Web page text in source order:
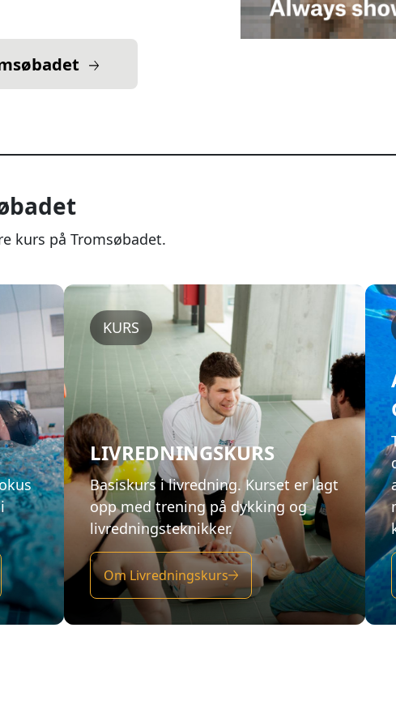
kurs på Tromsøbadet.
KURS
LIVREDNINGSKURS
Basiskurs i livredning. Kurset er lagt
opp med trening på dykking og
livredningsteknikker.
Om Livredningskurs